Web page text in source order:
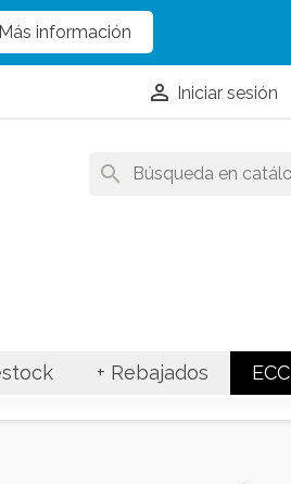
Más información
 Iniciar sesión
search
+ Rebajados ECC